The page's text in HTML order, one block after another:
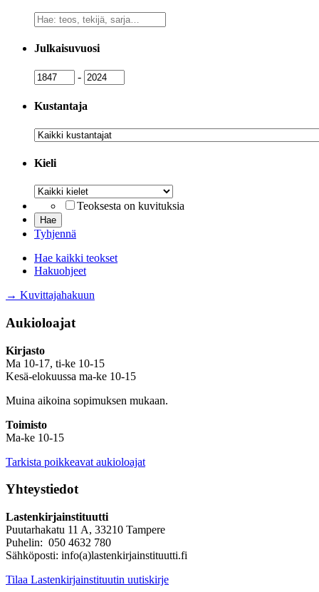
Vapaa
sanahaku
Julkaisuvuosi
Julkaisuvuosi
- Julkaisuvuosi
Kustantaja
Kustantaja
Kieli
Kieli
Teoksesta on kuvituksia
Tyhjennä
Hae kaikki teokset
Hakuohjeet
→ Kuvittajahakuun
Aukioloajat
Kirjasto
Ma 10-17, ti-ke 10-15
Kesä-elokuussa ma-ke 10-15
Muina aikoina sopimuksen mukaan.
Toimisto
Ma-ke 10-15
Tarkista poikkeavat aukioloajat
Yhteystiedot
Lastenkirjainstituutti
Puutarhakatu 11 A, 33210 Tampere
Puhelin: 050 4632 780
Sähköposti: info(a)lastenkirjainstituutti.fi
Tilaa Lastenkirjainstituutin uutiskirje